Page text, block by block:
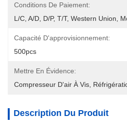
Conditions De Paiement:
L/C, A/D, D/P, T/T, Western Union,
Capacité D'approvisionnement:
500pcs
Mettre En Évidence:
Compresseur D'air À Vis
Description Du Produit